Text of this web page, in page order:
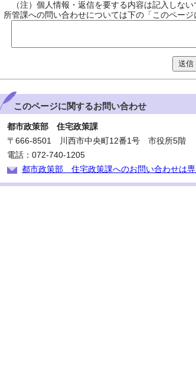
（注）個人情報・返信を要する内容は記入しない
所管課への問い合わせについては下の「このページ
送信
このページに関するお問い合わせ
都市政策部 住宅政策課
〒666-8501 川西市中央町12番1号 市役所5階
電話：072-740-1205
都市政策部 住宅政策課へのお問い合わせは専